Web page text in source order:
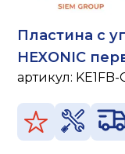
Пластина с
HEXONIC
артикул: